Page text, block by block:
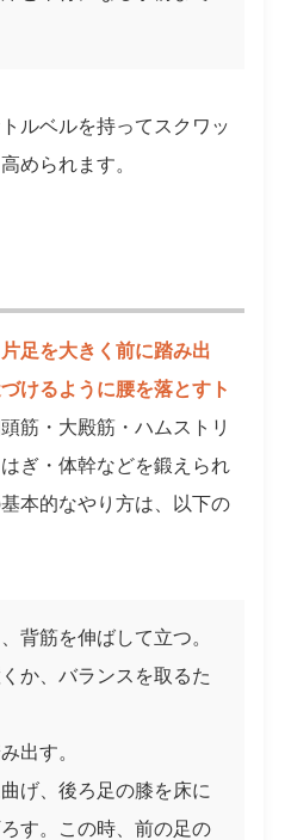
ルベルを持ってスクワッ
められます。
足を大きく前に踏み出
けるように腰を落とすト
筋・大殿筋・ハムストリ
ぎ・体幹などを鍛えられ
本的なやり方は、以下の
背筋を伸ばして立つ。
か、バランスを取るた
出す。
げ、後ろ足の膝を床に
す。この時、前の足の